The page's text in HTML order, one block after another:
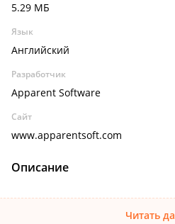
5.29 МБ
Язык
Английский
Разработчик
Apparent Software
Сайт
www.apparentsoft.com
Описание
Читать